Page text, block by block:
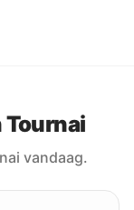
Tournai
vandaag.